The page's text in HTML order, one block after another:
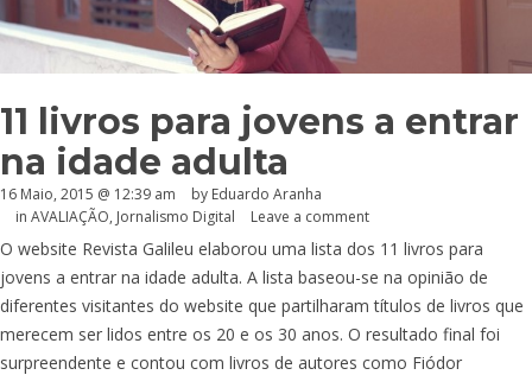
11 livros para jovens a entrar
na idade adulta
16 Maio, 2015 @ 12:39 am by Eduardo Aranha
in AVALIAÇÃO, Jornalismo Digital Leave a comment
O website Revista Galileu elaborou uma lista dos 11 livros para
jovens a entrar na idade adulta. A lista baseou-se na opinião de
diferentes visitantes do website que partilharam títulos de livros que
merecem ser lidos entre os 20 e os 30 anos. O resultado final foi
surpreendente e contou com livros de autores como Fiódor